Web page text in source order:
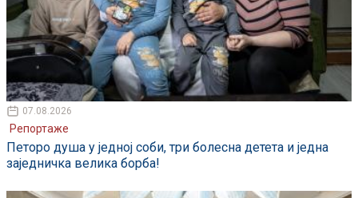
07.08.2026
Репортаже
Петоро душа у једној соби, три болесна детета и једна
заједничка велика борба!